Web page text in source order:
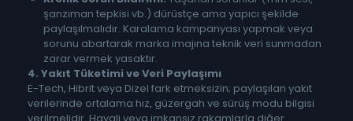
şanzıman tepkisi vb.) dürüstçe ama yapıcı şekilde
paylaşılmalıdır. Karalama kampanyası yapmak veya
sorunu abartarak marka imajına teknik veri sunmadan
zarar vermek yasaktır.
4. Yakıt Tüketimi ve Veri Paylaşımı
E-Tech, Hibrit veya Dizel fark etmeksizin; paylaşılan yakıt
verilerinde ortalama hız, güzergah ve sürüş modu bilgisi